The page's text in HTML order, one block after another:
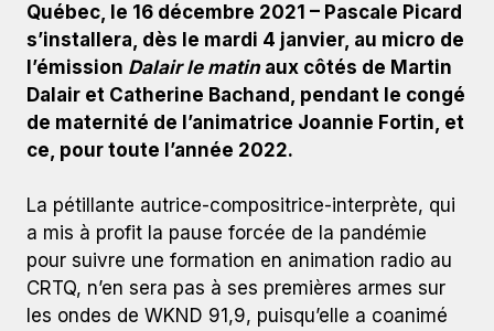
Québec, le 16 décembre 2021 – Pascale Picard
s’installera, dès le mardi 4 janvier, au micro de
l’émission Dalair le matin aux côtés de Martin
Dalair et Catherine Bachand, pendant le congé
de maternité de l’animatrice Joannie Fortin, et
ce, pour toute l’année 2022.
La pétillante autrice-compositrice-interprète, qui
a mis à profit la pause forcée de la pandémie
pour suivre une formation en animation radio au
CRTQ, n’en sera pas à ses premières armes sur
les ondes de WKND 91,9, puisqu’elle a coanimé